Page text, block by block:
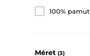
100% pamut
Méret (3)